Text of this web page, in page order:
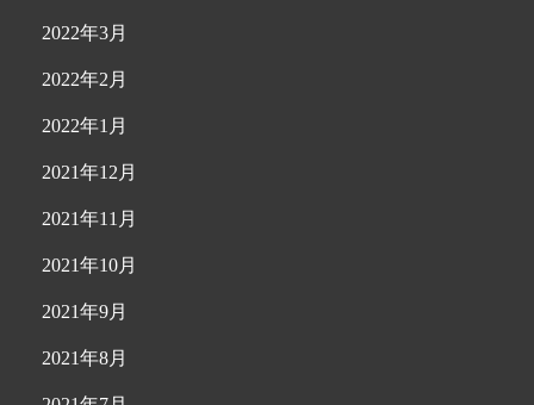
2022年3月
2022年2月
2022年1月
2021年12月
2021年11月
2021年10月
2021年9月
2021年8月